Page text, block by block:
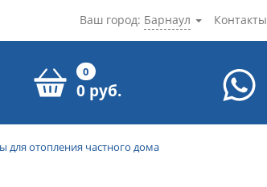
Контакты
Ваш город: Барнаул
0
0 руб.
для отопления частного дома